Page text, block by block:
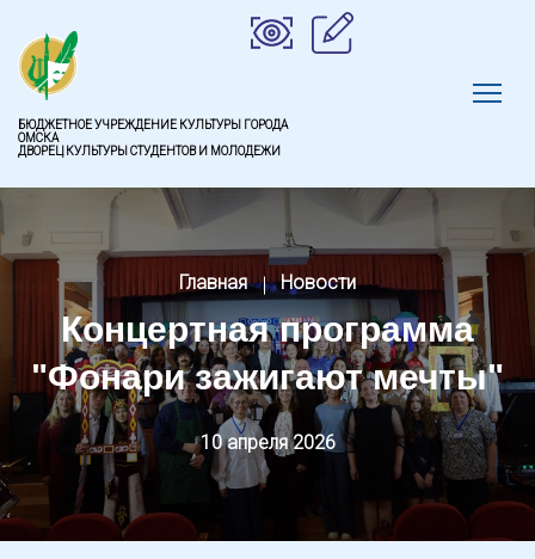
БЮДЖЕТНОЕ УЧРЕЖДЕНИЕ КУЛЬТУРЫ ГОРОДА
ОМСКА
ДВОРЕЦ КУЛЬТУРЫ СТУДЕНТОВ И МОЛОДЕЖИ
Главная Новости
Концертная программа
"Фонари зажигают мечты"
10 апреля 2026